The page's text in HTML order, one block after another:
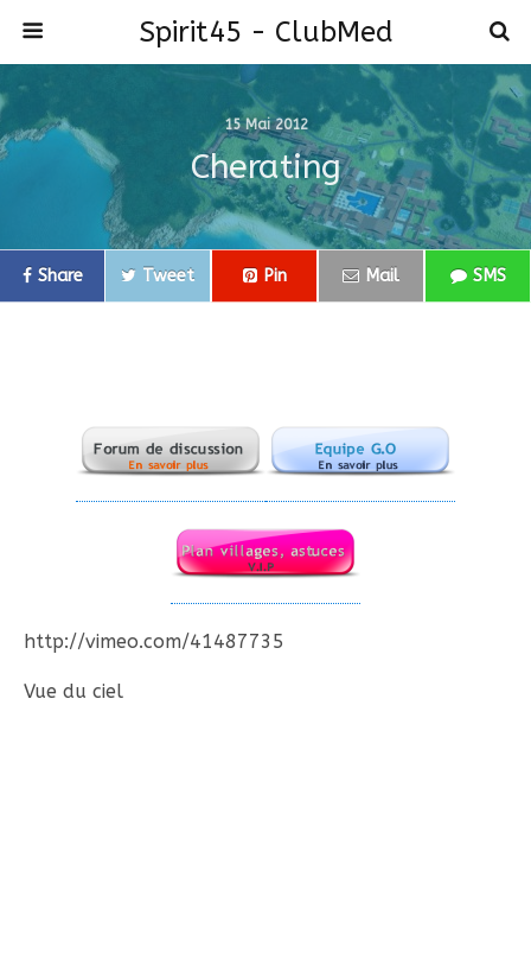
Spirit45 - ClubMed
15 Mai 2012
Cherating
Share Tweet Pin Mail SMS
http://vimeo.com/41487735
Vue du ciel